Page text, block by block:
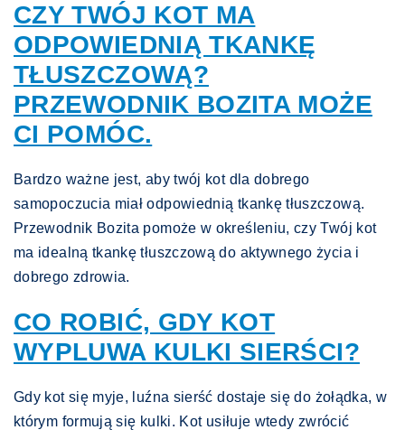
CZY TWÓJ KOT MA
ODPOWIEDNIĄ TKANKĘ
TŁUSZCZOWĄ?
PRZEWODNIK BOZITA MOŻE
CI POMÓC.
Bardzo ważne jest, aby twój kot dla dobrego
samopoczucia miał odpowiednią tkankę tłuszczową.
Przewodnik Bozita pomoże w określeniu, czy Twój kot
ma idealną tkankę tłuszczową do aktywnego życia i
dobrego zdrowia.
CO ROBIĆ, GDY KOT
WYPLUWA KULKI SIERŚCI?
Gdy kot się myje, luźna sierść dostaje się do żołądka, w
którym formują się kulki. Kot usiłuje wtedy zwrócić